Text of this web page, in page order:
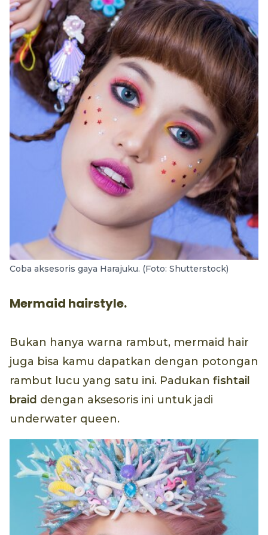
Coba aksesoris gaya Harajuku. (Foto: Shutterstock)
Mermaid hairstyle.
Bukan hanya warna rambut, mermaid hair
juga bisa kamu dapatkan dengan potongan
rambut lucu yang satu ini. Padukan fishtail
braid dengan aksesoris ini untuk jadi
underwater queen.